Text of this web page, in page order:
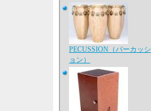
PECUSSION（パーカッシ
ョン）